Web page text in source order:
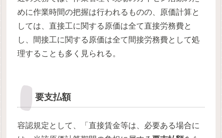
めに作業時間の把握は行われるものの、原価計算と
しては、直接工に関する原価は全て直接労務費と
し、間接工に関する原価は全て間接労務費として処
理することも多く見られる。
要支払額
容認規定として、「直接賃金等は、必要ある場合に